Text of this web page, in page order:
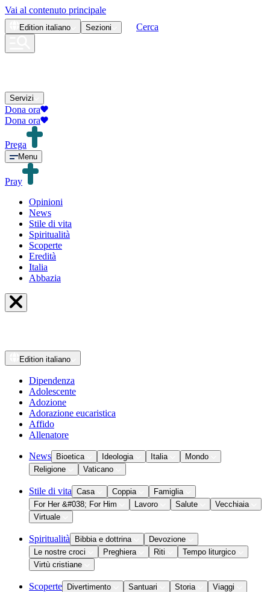
Vai al contenuto principale
Edition italiano Sezioni Cerca
Servizi
Dona ora
Dona ora
Prega
Menu
Pray
Opinioni
News
Stile di vita
Spiritualità
Scoperte
Eredità
Italia
Abbazia
Edition italiano
Dipendenza
Adolescente
Adozione
Adorazione eucaristica
Affido
Allenatore
News Bioetica Ideologia Italia
Mondo
Religione
Vaticano
Stile di vita Casa Coppia
Famiglia
For Her &#038; For Him
Lavoro Salute
Vecchiaia
Virtuale
Spiritualità Bibbia e dottrina
Devozione
Le nostre croci
Preghiera Riti
Tempo liturgico
Virtù cristiane
Scoperte Divertimento Santuari Storia Viaggi